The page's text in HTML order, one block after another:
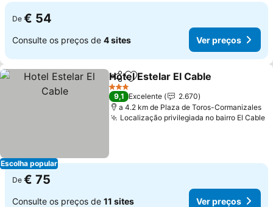
De € 54
Consulte os preços de 4 sites Ver preços
Escolha popular
PartilharAdicionar aos favoritos
Hotel Estelar El Cable
3 Estrelas
9,1 Excelente
2.670
a 4.2 km de Plaza de Toros-Cormanizales
Localização privilegiada no bairro El Cable
De € 75
Consulte os preços de 11 sites Ver preços